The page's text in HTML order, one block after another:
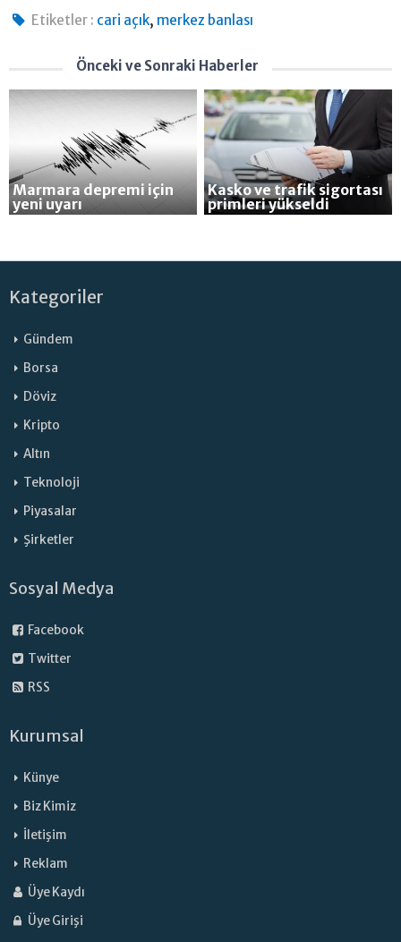
Etiketler : cari açık, merkez banlası
Önceki ve Sonraki Haberler
Marmara depremi için
yeni uyarı
Kasko ve trafik sigortası
primleri yükseldi
Kategoriler
Gündem
Borsa
Döviz
Kripto
Altın
Teknoloji
Piyasalar
Şirketler
Sosyal Medya
Facebook
Twitter
RSS
Kurumsal
Künye
Biz Kimiz
İletişim
Reklam
Üye Kaydı
Üye Girişi